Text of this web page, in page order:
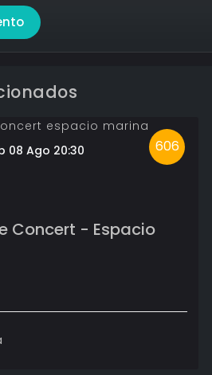
606
08 Ago 20:30
Concert - Espacio